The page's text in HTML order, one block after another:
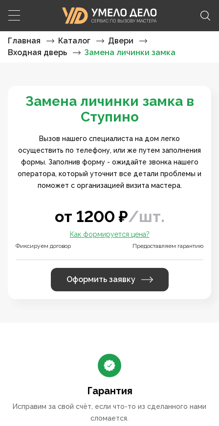
Главная Каталог
Двери
Входная дверь
Замена личинки замка
Замена личинки замка в
Ступино
Вызов нашего специалиста на дом легко
осуществить по телефону, или же путем заполнения
формы. Заполнив форму - ожидайте звонка нашего
оператора, который уточнит все детали проблемы и
поможет с организацией визита мастера.
от 1200 ₽/шт.
Фиксируем договор
Как формируется цена?
Предоставляем гарантию
Оформить заявку
Гарантия
Исправим за свой счёт, если что-то из сделанного нами
сломается.